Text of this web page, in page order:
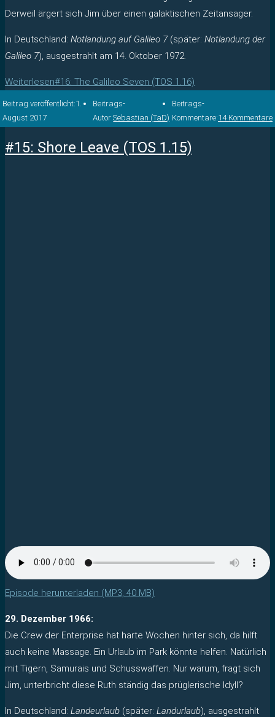
Derweil ärgert sich Jim über einen galaktischen Zeitansager.
In Deutschland: Notlandung auf Galileo 7(später: Notlandung der
Galileo 7), ausgestrahlt am 14. Oktober 1972.
Weiterlesen#16: The Galileo Seven (TOS 1.16)
Beitrag veröffentlicht:1.
August 2017
Beitrags-
Autor:Sebastian (TaD)
Beitrags-
Kommentare:14 Kommentare
#15: Shore Leave (TOS 1.15)
Episode herunterladen (MP3, 40 MB)
29. Dezember 1966:
Die Crew der Enterprise hat harte Wochen hinter sich, da hilft
auch keine Massage. Ein Urlaub im Park könnte helfen. Natürlich
mit Tigern, Samurais und Schusswaffen. Nur warum, fragt sich
Jim, unterbricht diese Ruth ständig das prüglerische Idyll?
In Deutschland: Landeurlaub (später: Landurlaub), ausgestrahlt